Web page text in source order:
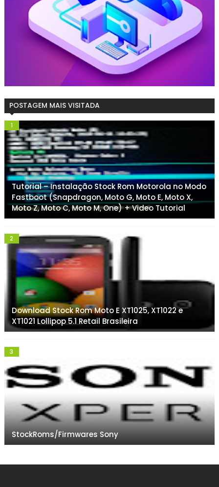
POSTAGEM MAIS VISITADA
Tutorial – Instalação Stock Rom Motorola no Modo
Fastboot (Snapdragon, Moto G, Moto E, Moto X,
Moto Z, Moto C, Moto M, One) + Video Tutorial
Download Stock Rom Moto E XT1025, XT1022 e
XT1021 Lollipop 5.1 Retail Brasileira
StockRoms/Firmwares Sony